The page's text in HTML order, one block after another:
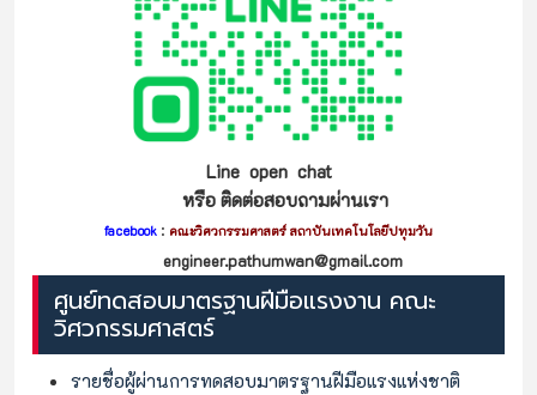
Line open chat
หรือ ติดต่อสอบถามผ่านเรา
facebook : คณะวิศวกรรมศาสตร์ สถาบันเทคโนโลยีปทุมวัน
engineer.pathumwan@gmail.com
ศูนย์ทดสอบมาตรฐานฝีมือแรงงาน คณะ
วิศวกรรมศาสตร์
รายชื่อผู้ผ่านการทดสอบมาตรฐานฝีมือแรงแห่งชาติ